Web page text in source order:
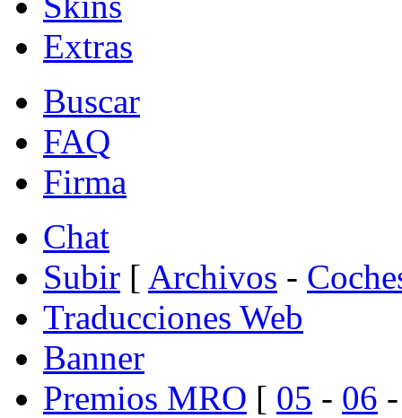
Extras
Buscar
FAQ
Firma
Chat
Subir [ Archivos -
Traducciones Web
Banner
Premios MRO [ 05 - 06